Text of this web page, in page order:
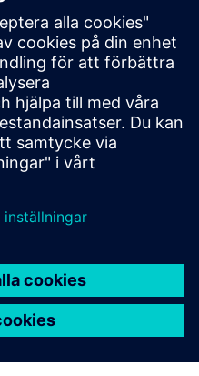
om hur du
mellan delar